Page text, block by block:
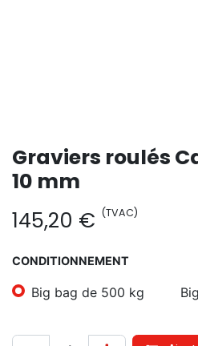
Graviers roulés
10 mm
145,20 € (TVAC)
CONDITIONNEMENT
Big bag de 500 kg